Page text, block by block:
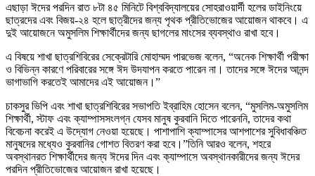
এছাড়া ঈদের পরদিন রাত ৮টা ৪৫ মিনিটে বিশ্ববিদ্যালয়ের সোহরাওয়ার্দী হলের ডাইনিংয়ে
ছাত্রদের এবং বিজয়-২৪ হলে ছাত্রীদের জন্য পৃথক প্রীতিভোজের আয়োজন থাকবে। এ
দুই আয়োজনে অমুসলিম শিক্ষার্থীদের জন্য ছাগলের মাংসের ব্যবস্থাও রাখা হবে।
এ বিষয়ে শাখা ছাত্রশিবিরের সেক্রেটারি মোহাম্মদ পারভেজ বলেন, “অনেক শিক্ষার্থী পরীক্ষা
ও বিভিন্ন কারণে পরিবারের সঙ্গে ঈদ উদযাপন করতে পারেন না। তাদের সঙ্গে ঈদের আনন্দ
ভাগাভাগি করতেই আমাদের এই আয়োজন।”
চাকসুর ভিপি এবং শাখা ছাত্রশিবিরের সভাপতি ইব্রাহিম হোসেন বলেন, “মুসলিম-অমুসলিম
শিক্ষার্থী, স্টাফ এবং ক্যাম্পাসসংলগ্ন যেসব মানুষ কুরবানি দিতে পারেননি, তাদের কথা
বিবেচনা করেই এ উদ্যোগ নেওয়া হয়েছে। পাশাপাশি ক্যাম্পাসের আশপাশের সুবিধাবঞ্চিত
মানুষদের মধ্যেও কুরবানির গোশত বিতরণ করা হবে।”তিনি আরও বলেন, শহরে
অবস্থানরত শিক্ষার্থীদের জন্য ঈদের দিন এবং ক্যাম্পাসে অবস্থানকারীদের জন্য ঈদের
পরদিন প্রীতিভোজের আয়োজন রাখা হয়েছে।